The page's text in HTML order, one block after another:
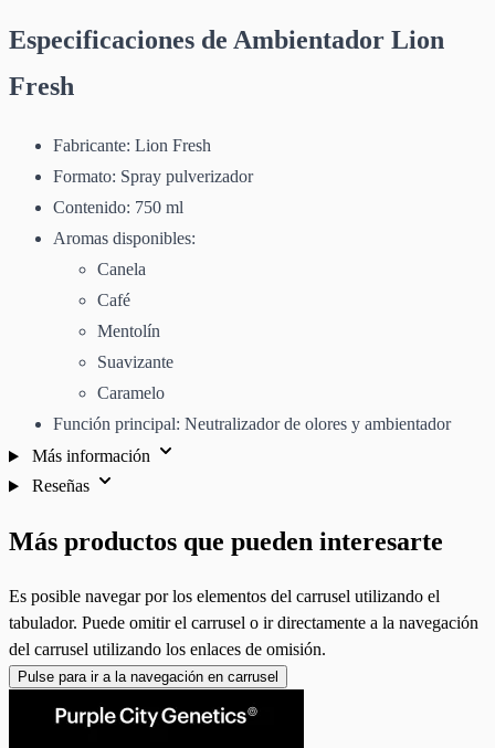
Especificaciones de Ambientador Lion
Fresh
Fabricante: Lion Fresh
Formato: Spray pulverizador
Contenido: 750 ml
Aromas disponibles:
Canela
Café
Mentolín
Suavizante
Caramelo
Función principal: Neutralizador de olores y ambientador
Más información
Reseñas
Más productos que pueden interesarte
Es posible navegar por los elementos del carrusel utilizando el
tabulador. Puede omitir el carrusel o ir directamente a la navegación
del carrusel utilizando los enlaces de omisión.
Pulse para ir a la navegación en carrusel